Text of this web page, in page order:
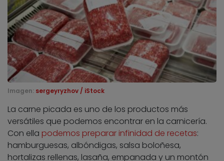
Imagen: sergeyryzhov / iStock
La carne picada es uno de los productos más
versátiles que podemos encontrar en la carnicería.
Con ella podemos preparar infinidad de recetas:
hamburguesas, albóndigas, salsa boloñesa,
hortalizas rellenas, lasaña, empanada y un montón